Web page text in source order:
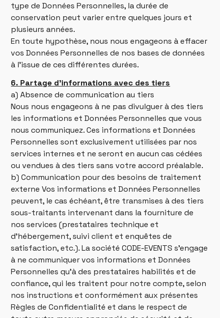
type de Données Personnelles, la durée de
conservation peut varier entre quelques jours et
plusieurs années.
En toute hypothèse, nous nous engageons à effacer
vos Données Personnelles de nos bases de données
à l’issue de ces différentes durées.
6. Partage d’informations avec des tiers
a) Absence de communication au tiers
Nous nous engageons à ne pas divulguer à des tiers
les informations et Données Personnelles que vous
nous communiquez. Ces informations et Données
Personnelles sont exclusivement utilisées par nos
services internes et ne seront en aucun cas cédées
ou vendues à des tiers sans votre accord préalable.
b) Communication pour des besoins de traitement
externe Vos informations et Données Personnelles
peuvent, le cas échéant, être transmises à des tiers
sous-traitants intervenant dans la fourniture de
nos services (prestataires technique et
d’hébergement, suivi client et enquêtes de
satisfaction, etc.). La société CODE-EVENTS s’engage
à ne communiquer vos informations et Données
Personnelles qu’à des prestataires habilités et de
confiance, qui les traitent pour notre compte, selon
nos instructions et conformément aux présentes
Règles de Confidentialité et dans le respect de